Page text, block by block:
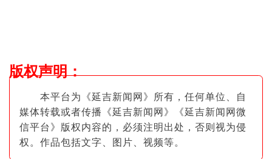
版权声明：
本平台为《延吉新闻网》所有，任何单位、自
媒体转载或者传播《延吉新闻网》《延吉新闻网微
信平台》版权内容的，必须注明出处，否则视为侵
权。作品包括文字、图片 、视频等。